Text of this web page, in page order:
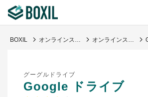
診断から探す(β版)
BOXIL オンラインストレージ比較｜企業規模別おすすめサービス・選び方 オンラインストレージ
グーグルドライブ
Google ドライブ